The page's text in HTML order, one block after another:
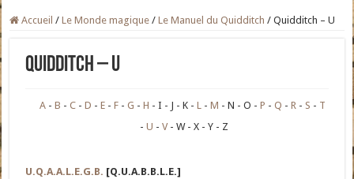
Accueil / Le Monde magique / Le Manuel du Quidditch / Quidditch – U
Quidditch – U
A B C D E F G H I J K L M N O P Q R S
T
U
V W X Y Z
U.Q.A.A.L.E.G.B. [Q.U.A.B.B.L.E.]